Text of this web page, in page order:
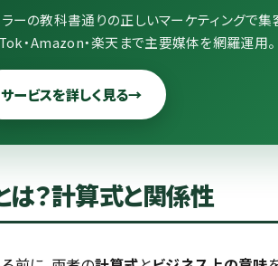
ーの教科書通りの正しいマーケティングで集
・Amazon・楽天まで主要媒体を網羅運用。
サービスを詳しく見る→
は？計算式と関係性